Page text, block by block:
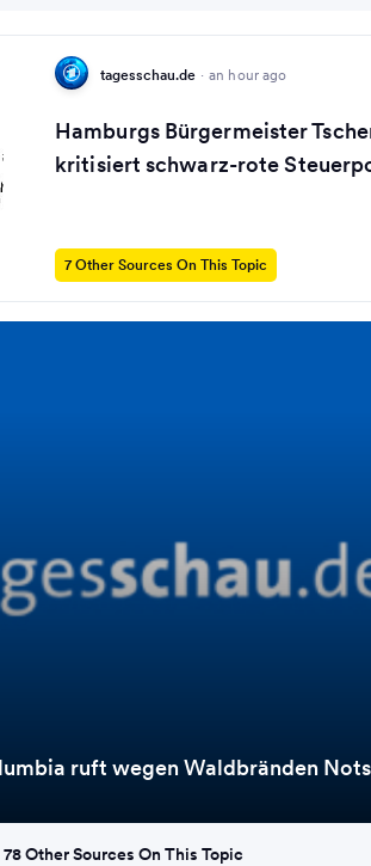
tagesschau.de · an hour ago
Hamburgs Bürgermeister
kritisiert schwarz-rote
7 Other Sources On This Topic
ruft wegen Waldbränden
78 Other Sources On This Topic